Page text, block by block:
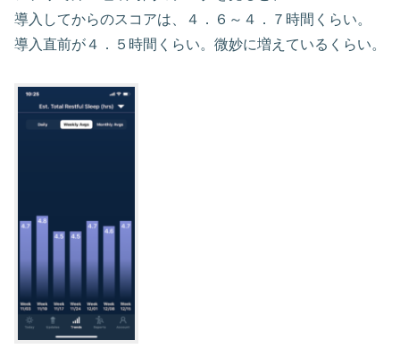
導入してからのスコアは、４．６～４．７時間くらい。
導入直前が４．５時間くらい。微妙に増えているくらい。